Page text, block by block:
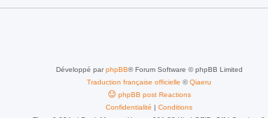
Développé parphpBB® Forum Software © phpBB Limited
Traduction française officielle ©Qiaeru
phpBB post Reactions
Confidentialité | Conditions